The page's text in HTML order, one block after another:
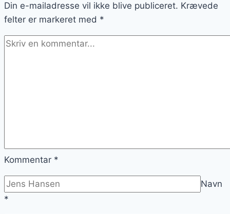
Din e-mailadresse vil ikke blive publiceret. Krævede
felter er markeret med *
Kommentar *
Navn
*